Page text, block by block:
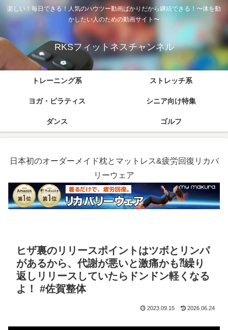
楽しい！毎日できる！人気のハウツー動画ばかりだから継続できる！〜体を動
かしたい人のための動画サイト〜
RKSフィットネスチャンネル
トレーニング系 ストレッチ系
ヨガ・ピラティス シニア向け特集
ダンス ゴルフ
日本初のオーダーメイド枕とマットレス&疲労回復リカバ
リーウェア
ヒザ裏のリリースポイントはツボとリンパ
があるから、代謝が悪いと激痛かも⁈繰り
返しリリースしていたらドンドン軽くなる
よ！ #佐賀整体
2023.09.15 2026.06.24